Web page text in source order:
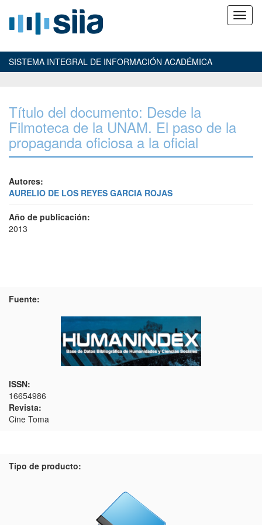
SISTEMA INTEGRAL DE INFORMACIÓN ACADÉMICA
Título del documento: Desde la
Filmoteca de la UNAM. El paso de la
propaganda oficiosa a la oficial
Autores:
AURELIO DE LOS REYES GARCIA ROJAS
Año de publicación:
2013
Fuente:
ISSN:
16654986
Revista:
Cine Toma
Tipo de producto: